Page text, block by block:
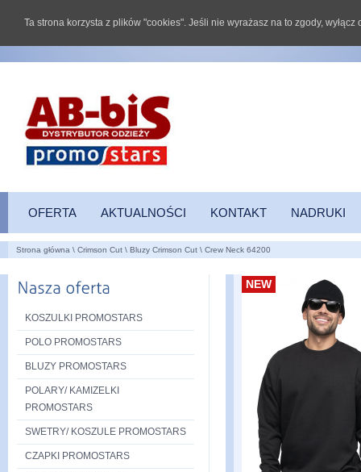
OFERTA AKTUALNOŚCI KONTAKT NADRUKI
Strona główna \ Crimson Cut \ Bluzy Crimson Cut \ Crew Neck 64200
NEW
KOSZULKI PROMOSTARS
POLO PROMOSTARS
BLUZY PROMOSTARS
POLARY/ KAMIZELKI
PROMOSTARS
SWETRY/ KOSZULE PROMOSTARS
CZAPKI PROMOSTARS
Ta strona korzysta z plików "cookies". Jeśli nie wyrażasz na to zgody,